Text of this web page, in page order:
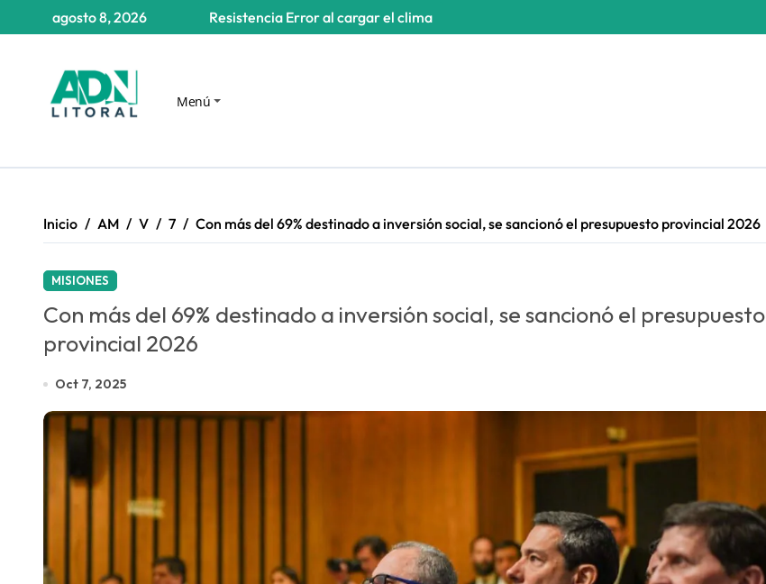
Resistencia Error al cargar el clima
agosto 8, 2026
Menú
Inicio AM V 7 Con más del 69% destinado a inversión social, se sancionó el presupuesto provincial 2026
MISIONES
Con más del 69% destinado a inversión social, se sancionó el presupuesto
provincial 2026
Oct 7, 2025